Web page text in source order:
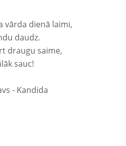
vārda dienā laimi,
daudz.
draugu saime,
sauc!
- Kandida